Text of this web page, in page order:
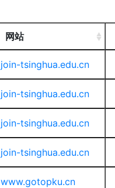
网站
join-tsinghua.edu.cn
join-tsinghua.edu.cn
join-tsinghua.edu.cn
join-tsinghua.edu.cn
www.gotopku.cn